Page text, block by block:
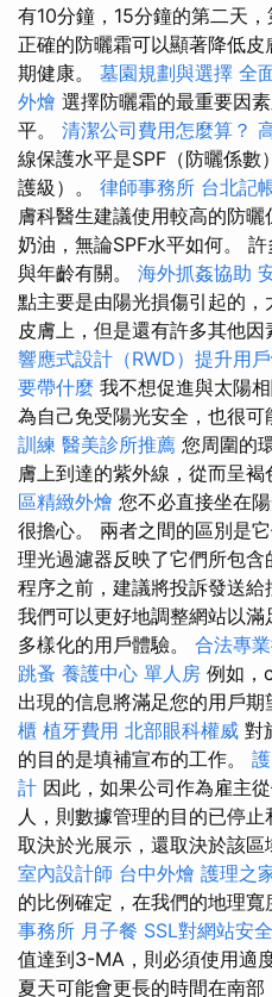
有10分鐘，15分鐘的第二天
正確的防曬霜可以顯著降低
期健康。 墓園規劃與選擇 全
外燴 選擇防曬霜的最重要因
平。 清潔公司費用怎麼算？
線保護水平是SPF（防曬係數
護級）。 律師事務所 台北記
膚科醫生建議使用較高的防
奶油，無論SPF水平如何。
與年齡有關。 海外抓姦協助
點主要是由陽光損傷引起的
皮膚上，但是還有許多其他因
響應式設計（RWD）提升用
要帶什麼 我不想促進與太陽
為自己免受陽光安全，也很可
訓練 醫美診所推薦 您周圍的
膚上到達的紫外線，從而呈褐
區精緻外燴 您不必直接坐在
很擔心。 兩者之間的區別是
理光過濾器反映了它們所包
程序之前，建議將投訴發送給
我們可以更好地調整網站以
多樣化的用戶體驗。 合法專
跳蚤 養護中心 單人房 例如，
出現的信息將滿足您的用戶期
櫃 植牙費用 北部眼科權威 對
的目的是填補宣布的工作。
計 因此，如果公司作為雇主
人，則數據管理的目的已停
取決於光展示，還取決於該區
室內設計師 台中外燴 護理之
的比例確定，在我們的地理寬
事務所 月子餐 SSL對網站安
值達到3-MA，則必須使用適
夏天可能會更長的時間在南部